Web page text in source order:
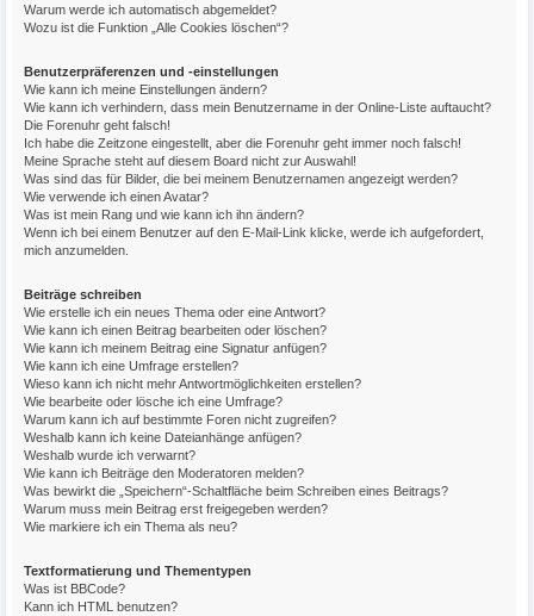
Warum werde ich automatisch abgemeldet?
Wozu ist die Funktion „Alle Cookies löschen“?
Benutzerpräferenzen und -einstellungen
Wie kann ich meine Einstellungen ändern?
Wie kann ich verhindern, dass mein Benutzername in der Online-Liste auftaucht?
Die Forenuhr geht falsch!
Ich habe die Zeitzone eingestellt, aber die Forenuhr geht immer noch falsch!
Meine Sprache steht auf diesem Board nicht zur Auswahl!
Was sind das für Bilder, die bei meinem Benutzernamen angezeigt werden?
Wie verwende ich einen Avatar?
Was ist mein Rang und wie kann ich ihn ändern?
Wenn ich bei einem Benutzer auf den E-Mail-Link klicke, werde ich aufgefordert,
mich anzumelden.
Beiträge schreiben
Wie erstelle ich ein neues Thema oder eine Antwort?
Wie kann ich einen Beitrag bearbeiten oder löschen?
Wie kann ich meinem Beitrag eine Signatur anfügen?
Wie kann ich eine Umfrage erstellen?
Wieso kann ich nicht mehr Antwortmöglichkeiten erstellen?
Wie bearbeite oder lösche ich eine Umfrage?
Warum kann ich auf bestimmte Foren nicht zugreifen?
Weshalb kann ich keine Dateianhänge anfügen?
Weshalb wurde ich verwarnt?
Wie kann ich Beiträge den Moderatoren melden?
Was bewirkt die „Speichern“-Schaltfläche beim Schreiben eines Beitrags?
Warum muss mein Beitrag erst freigegeben werden?
Wie markiere ich ein Thema als neu?
Textformatierung und Thementypen
Was ist BBCode?
Kann ich HTML benutzen?